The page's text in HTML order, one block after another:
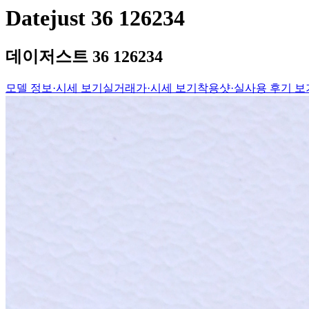
Datejust 36 126234
데이저스트 36 126234
모델 정보·시세 보기 실거래가·시세 보기 착용샷·실사용 후기 보